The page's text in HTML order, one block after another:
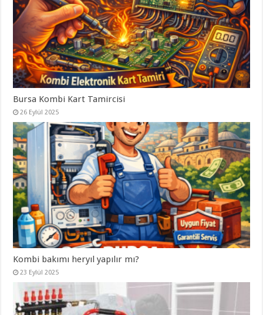
Bursa Kombi Kart Tamircisi
26 Eylül 2025
Kombi bakımı heryıl yapılır mı?
23 Eylül 2025